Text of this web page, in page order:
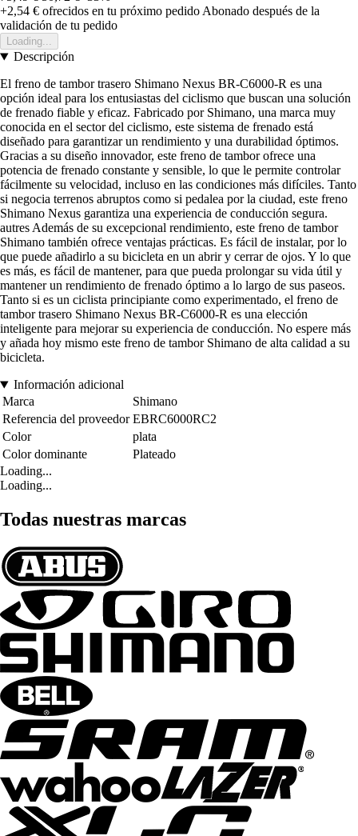
+2,54 € ofrecidos en tu próximo pedido Abonado después de la
validación de tu pedido
Loading...
Descripción
El freno de tambor trasero Shimano Nexus BR-C6000-R es una
opción ideal para los entusiastas del ciclismo que buscan una solución
de frenado fiable y eficaz. Fabricado por Shimano, una marca muy
conocida en el sector del ciclismo, este sistema de frenado está
diseñado para garantizar un rendimiento y una durabilidad óptimos.
Gracias a su diseño innovador, este freno de tambor ofrece una
potencia de frenado constante y sensible, lo que le permite controlar
fácilmente su velocidad, incluso en las condiciones más difíciles. Tanto
si negocia terrenos abruptos como si pedalea por la ciudad, este freno
Shimano Nexus garantiza una experiencia de conducción segura.
autres Además de su excepcional rendimiento, este freno de tambor
Shimano también ofrece ventajas prácticas. Es fácil de instalar, por lo
que puede añadirlo a su bicicleta en un abrir y cerrar de ojos. Y lo que
es más, es fácil de mantener, para que pueda prolongar su vida útil y
mantener un rendimiento de frenado óptimo a lo largo de sus paseos.
Tanto si es un ciclista principiante como experimentado, el freno de
tambor trasero Shimano Nexus BR-C6000-R es una elección
inteligente para mejorar su experiencia de conducción. No espere más
y añada hoy mismo este freno de tambor Shimano de alta calidad a su
bicicleta.
Información adicional
Marca
Shimano
Referencia del proveedor EBRC6000RC2
Color
plata
Color dominante
Plateado
Loading...
Loading...
Todas nuestras marcas